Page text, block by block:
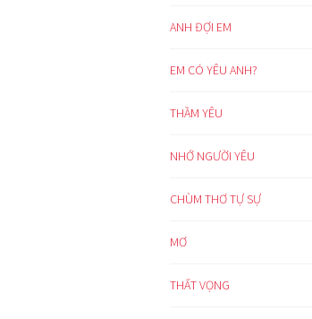
ANH ĐỢI EM
EM CÓ YÊU ANH?
THẦM YÊU
NHỚ NGƯỜI YÊU
CHÙM THƠ TỰ SỰ
MƠ
THẤT VỌNG